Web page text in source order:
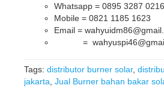
Whatsapp = 0895 3287
Mobile = 0821 1185 1623
Email =
=
Tags: distributor burner solar,
jakarta Jual Burner bahan bakar